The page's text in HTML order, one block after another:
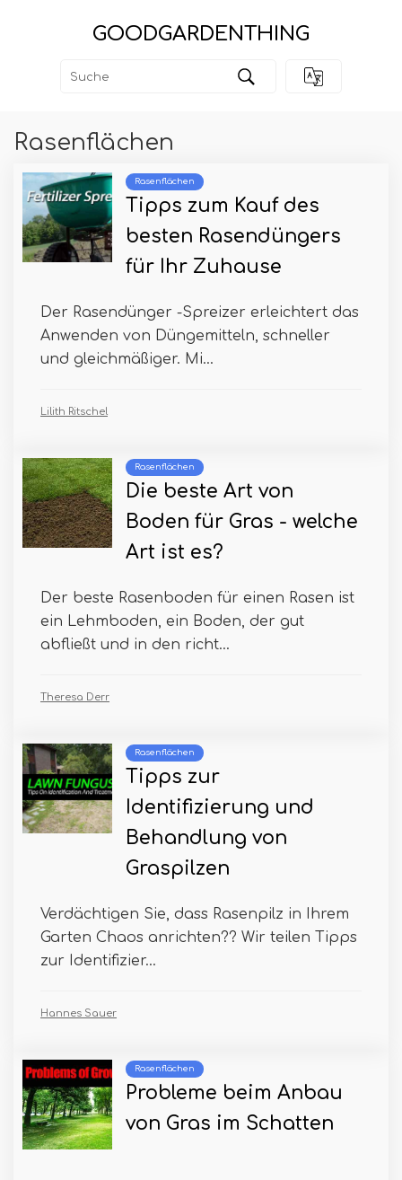
GOODGARDENTHING
Rasenflächen
Rasenflächen
Tipps zum Kauf des
besten Rasendüngers
für Ihr Zuhause
Der Rasendünger -Spreizer erleichtert das
Anwenden von Düngemitteln, schneller
und gleichmäßiger. Mi...
Lilith Ritschel
Rasenflächen
Die beste Art von
Boden für Gras - welche
Art ist es?
Der beste Rasenboden für einen Rasen ist
ein Lehmboden, ein Boden, der gut
abfließt und in den richt...
Theresa Derr
Rasenflächen
Tipps zur
Identifizierung und
Behandlung von
Graspilzen
Verdächtigen Sie, dass Rasenpilz in Ihrem
Garten Chaos anrichten?? Wir teilen Tipps
zur Identifizier...
Hannes Sauer
Rasenflächen
Probleme beim Anbau
von Gras im Schatten